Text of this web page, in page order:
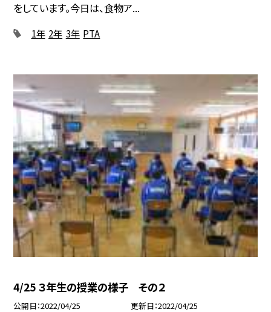
をしています。今日は、食物ア...
1年 2年 3年 PTA
4/25 ３年生の授業の様子 その２
公開日 2022/04/25 更新日 2022/04/25